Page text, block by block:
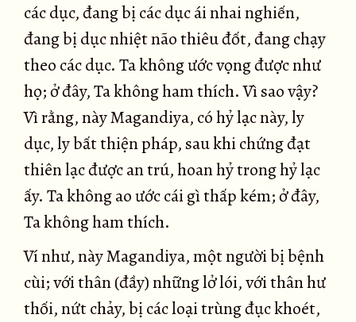
các dục, đang bị các dục ái nhai nghiến,
đang bị dục nhiệt não thiêu đốt, đang chạy
theo các dục. Ta không ước vọng được như
họ; ở đây, Ta không ham thích. Vì sao vậy?
Vì rằng, này Magandiya, có hỷ lạc này, ly
dục, ly bất thiện pháp, sau khi chứng đạt
thiên lạc được an trú, hoan hỷ trong hỷ lạc
ấy. Ta không ao ước cái gì thấp kém; ở đây,
Ta không ham thích.
Ví như, này Magandiya, một người bị bệnh
cùi; với thân (đầy) những lở lói, với thân hư
thối, nứt chảy, bị các loại trùng đục khoét,